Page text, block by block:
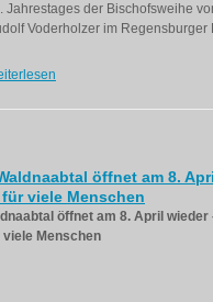
Jahrestages der Bischofsweihe
Voderholzer im Regensburger
öffnet am 8.
viele Menschen
öffnet am 8. April wieder
Menschen